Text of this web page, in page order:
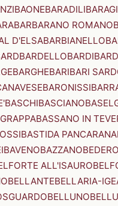
BAONEBARADILI
BARBARANO ROMANO
D'ELSABARBIANELLO
BARDELLOBARDI
BARGHEBARIBARI
BARONISSI
BASCHIBASCIANO
BASSANO IN
BASTIDA PANCARANA
BAVENOBAZZANO
ALL'ISAURO
BELLANTEBELLARIA-
BELLUNO